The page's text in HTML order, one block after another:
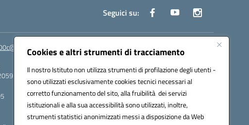
Cookies e altri strumenti di tracciamento
Il nostro Istituto non utilizza strumenti di profilazione degli utenti -
sono utilizzati esclusivamente cookies tecnici necessari al
corretto funzionamento del sito, alla fruibilità dei servizi
istituzionali e alla sua accessibilità sono utilizzati, inoltre,
strumenti statistici anonimizzati messi a disposizione da Web
Seguici su: